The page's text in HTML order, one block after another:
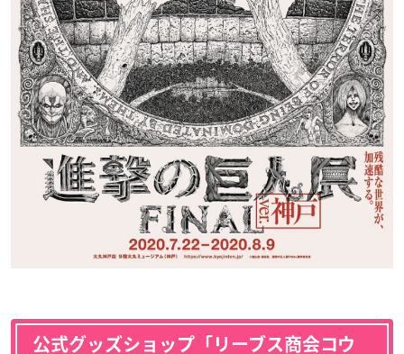
公式グッズショップ「リーブス商会コウ